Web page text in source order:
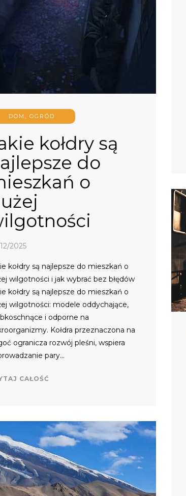
DOM, OGRÓD
kołdry są
do
o
2025
kołdry są najlepsze do mieszkań o
wilgotności i jak wybrać bez błędów
kołdry są najlepsze do mieszkań o
wilgotności: modele oddychające,
i odporne na
Kołdra przeznaczona na
ogranicza rozwój pleśni, wspiera
pary…
CAŁOŚĆ